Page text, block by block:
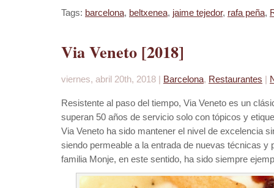
Tags: barcelona, beltxenea, jaime tejedor, rafa peña,
Via Veneto [2018]
viernes, abril 20th, 2018 | Barcelona, Restaurantes |
Resistente al paso del tiempo, Via Veneto es un
superan 50 años de servicio solo con tópicos y
Via Veneto ha sido mantener el nivel de excelencia
siendo permeable a la entrada de nuevas técnicas y
familia Monje, en este sentido, ha sido siempre